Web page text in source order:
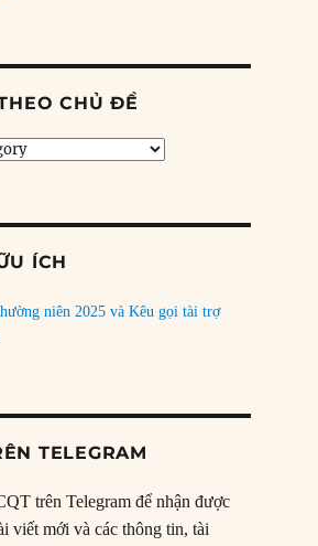
CHỦ ĐỀ
ÍCH
niên 2025 và Kêu gọi tài trợ
TELEGRAM
trên Telegram để nhận được
viết mới và các thông tin, tài